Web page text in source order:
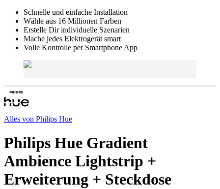
Schnelle und einfache Installation
Wähle aus 16 Millionen Farben
Erstelle Dir individuelle Szenarien
Mache jedes Elektrogerät smart
Volle Kontrolle per Smartphone App
Alles von Philips Hue
Philips Hue Gradient
Ambience Lightstrip +
Erweiterung + Steckdose